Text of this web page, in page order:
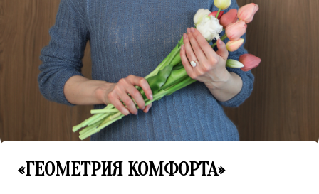
«ГЕОМЕТРИЯ КОМФОРТА»